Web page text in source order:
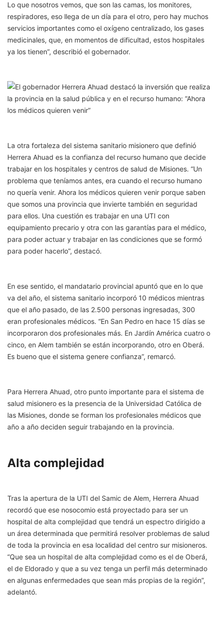
Lo que nosotros vemos, que son las camas, los monitores,
respiradores, eso llega de un día para el otro, pero hay muchos
servicios importantes como el oxígeno centralizado, los gases
medicinales, que, en momentos de dificultad, estos hospitales
ya los tienen”, describió el gobernador.
La otra fortaleza del sistema sanitario misionero que definió
Herrera Ahuad es la confianza del recurso humano que decide
trabajar en los hospitales y centros de salud de Misiones. “Un
problema que teníamos antes, era cuando el recurso humano
no quería venir. Ahora los médicos quieren venir porque saben
que somos una provincia que invierte también en seguridad
para ellos. Una cuestión es trabajar en una UTI con
equipamiento precario y otra con las garantías para el médico,
para poder actuar y trabajar en las condiciones que se formó
para poder hacerlo”, destacó.
En ese sentido, el mandatario provincial apuntó que en lo que
va del año, el sistema sanitario incorporó 10 médicos mientras
que el año pasado, de las 2.500 personas ingresadas, 300
eran profesionales médicos. “En San Pedro en hace 15 días se
incorporaron dos profesionales más. En Jardín América cuatro o
cinco, en Alem también se están incorporando, otro en Oberá.
Es bueno que el sistema genere confianza”, remarcó.
Para Herrera Ahuad, otro punto importante para el sistema de
salud misionero es la presencia de la Universidad Católica de
las Misiones, donde se forman los profesionales médicos que
año a año deciden seguir trabajando en la provincia.
Alta complejidad
Tras la apertura de la UTI del Samic de Alem, Herrera Ahuad
recordó que ese nosocomio está proyectado para ser un
hospital de alta complejidad que tendrá un espectro dirigido a
un área determinada que permitirá resolver problemas de salud
de toda la provincia en esa localidad del centro sur misioneros.
“Que sea un hospital de alta complejidad como es el de Oberá,
el de Eldorado y que a su vez tenga un perfil más determinado
en algunas enfermedades que sean más propias de la región”,
adelantó.